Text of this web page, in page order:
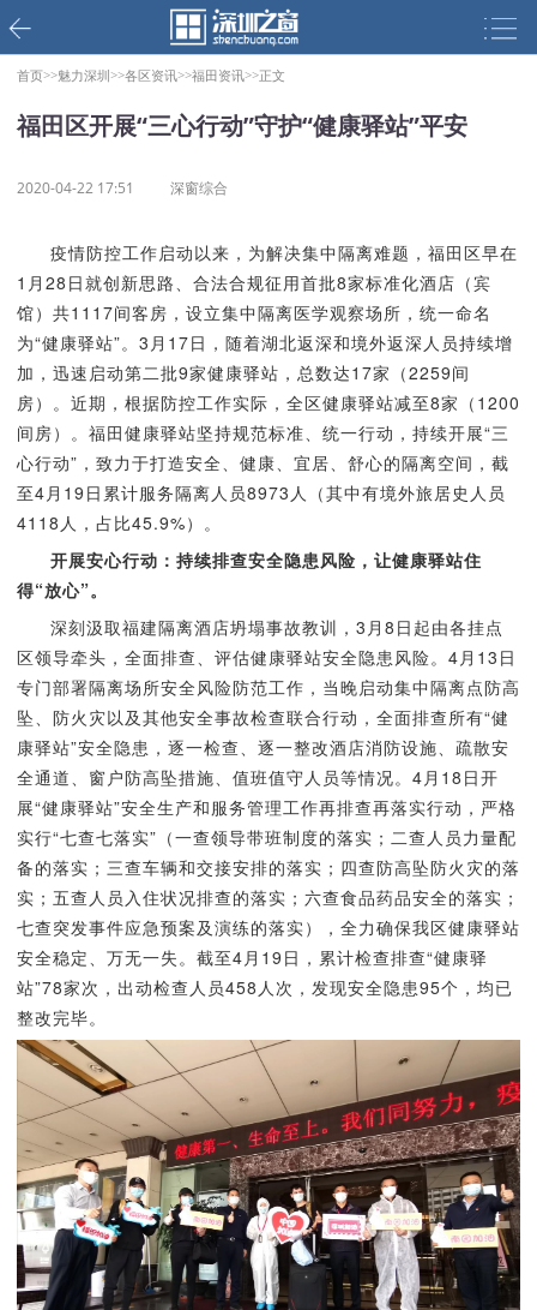
首页>>魅力深圳>>各区资讯>>福田资讯>>正文
福田区开展“三心行动”守护“健康驿站”平安
2020-04-22 17:51 深窗综合
疫情防控工作启动以来，为解决集中隔离难题 ， 福田区早在
1月28日就创新思路、合法合规征用首批8家标准化酒店（宾
馆）共1117间客房 ， 设立集中隔离医学观察场所 ， 统一命名
为“健康驿站”。 3月17日，随着湖北返深和境外返深人员持续增
加，迅速启动第二批9家健康驿站，总数达17家 （2259间
房） 。 近期， 根据防控工作实际， 全区健康驿站减至8家 （ 1200
间房） 。 福田健康驿站坚持规范标准、统一行动，持续开展“三
心行动”，致力于打造安全、健康、宜居、舒心的隔离空间， 截
至4月 19 日 累计服务隔离人员8973人（其中有境外旅居史人员
4118人 ，占比45.9%） 。
开展安心行动：持续排查安全隐患风险，让健康驿站住
得“放心”。
深刻汲取福建隔离酒店坍塌事故教训，3月8日起由各挂点
区领导牵头，全面排查、评估健康驿站安全隐患风险。4月13日
专门部署隔离场所安全风险防范工作，当晚启动集中隔离点防高
坠、防火灾以及其他安全事故检查联合行动，全面排查所有“健
康驿站”安全隐患，逐一检查、逐一整改酒店消防设施、疏散安
全通道、窗户防高坠措施、值班值守人员等情况。4月18日开
展“健康驿站”安全生产和服务管理工作再排查再落实行动，严格
实行“七查七落实”（一查领导带班制度的落实；二查人员力量配
备的落实；三查车辆和交接安排的落实；四查防高坠防火灾的落
实；五查人员入住状况排查的落实；六查食品药品安全的落实；
七查突发事件应急预案及演练的落实），全力确保我区健康驿站
安全稳定、万无一失。截至4月19日，累计检查排查“健康驿
站”78家次，出动检查人员458人次，发现安全隐患95个，均已
整改完毕。